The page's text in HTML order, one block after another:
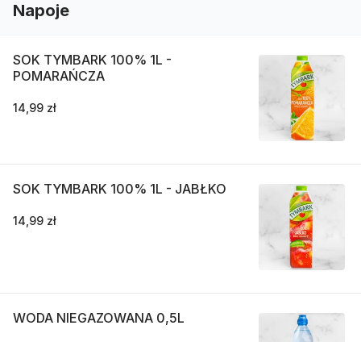
Napoje
SOK TYMBARK 100% 1L -
POMARAŃCZA
14,99 zł
SOK TYMBARK 100% 1L - JABŁKO
14,99 zł
WODA NIEGAZOWANA 0,5L